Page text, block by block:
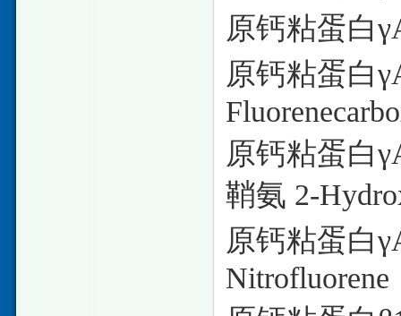
原钙粘蛋白
原钙粘蛋白
原钙粘蛋白
鞘氨 2-
原钙粘蛋白
Nitrofluorene